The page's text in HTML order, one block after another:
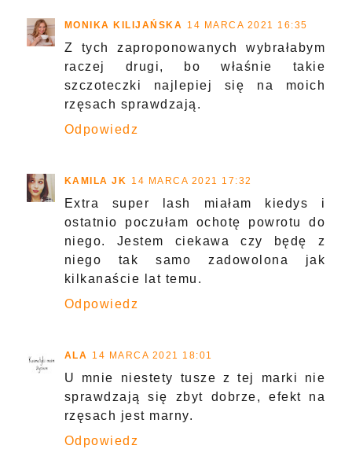
MONIKA KILIJAŃSKA 14 MARCA 2021 16:35
Z tych zaproponowanych wybrałabym
raczej drugi, bo właśnie takie
szczoteczki najlepiej się na moich
rzęsach sprawdzają.
Odpowiedz
KAMILA JK 14 MARCA 2021 17:32
Extra super lash miałam kiedys i
ostatnio poczułam ochotę powrotu do
niego. Jestem ciekawa czy będę z
niego tak samo zadowolona jak
kilkanaście lat temu.
Odpowiedz
ALA 14 MARCA 2021 18:01
U mnie niestety tusze z tej marki nie
sprawdzają się zbyt dobrze, efekt na
rzęsach jest marny.
Odpowiedz